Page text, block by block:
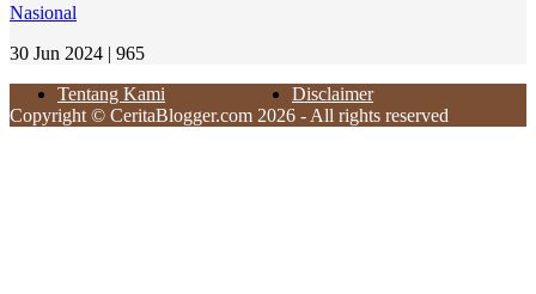
Nasional
30 Jun 2024 | 965
Tentang Kami
Disclaimer
Copyright © CeritaBlogger.com 2026 - All rights reserved